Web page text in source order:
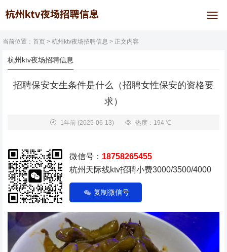
当前位置： 首页 > 杭州ktv夜场招聘信息 > 正文内容
杭州ktv夜场招聘信息
招聘保安女生条件是什么（招聘女性保安的资格要
求）
1年前(2025-06-13) 热度：194 ℃
微信号： 18758265455
杭州天际线ktv招聘小费3000/3500/4000
复制微信号